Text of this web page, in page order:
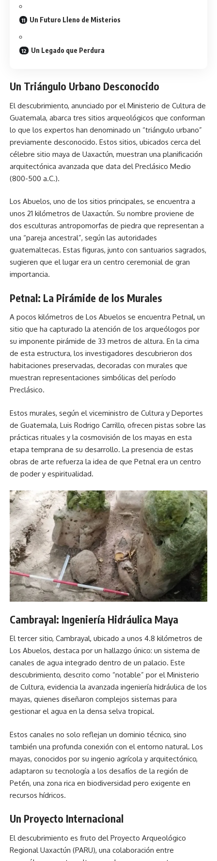
Un Futuro Lleno de Misterios
Un Legado que Perdura
Un Triángulo Urbano Desconocido
El descubrimiento, anunciado por el Ministerio de Cultura de
Guatemala, abarca tres sitios arqueológicos que conforman
lo que los expertos han denominado un “triángulo urbano”
previamente desconocido. Estos sitios, ubicados cerca del
célebre sitio maya de Uaxactún, muestran una planificación
arquitectónica avanzada que data del Preclásico Medio
(800-500 a.C.).
Los Abuelos, uno de los sitios principales, se encuentra a
unos 21 kilómetros de Uaxactún. Su nombre proviene de
dos esculturas antropomorfas de piedra que representan a
una “pareja ancestral”, según las autoridades
guatemaltecas. Estas figuras, junto con santuarios sagrados,
sugieren que el lugar era un centro ceremonial de gran
importancia.
Petnal: La Pirámide de los Murales
A pocos kilómetros de Los Abuelos se encuentra Petnal, un
sitio que ha capturado la atención de los arqueólogos por
su imponente pirámide de 33 metros de altura. En la cima
de esta estructura, los investigadores descubrieron dos
habitaciones preservadas, decoradas con murales que
muestran representaciones simbólicas del período
Preclásico.
Estos murales, según el viceministro de Cultura y Deportes
de Guatemala, Luis Rodrigo Carrillo, ofrecen pistas sobre las
prácticas rituales y la cosmovisión de los mayas en esta
etapa temprana de su desarrollo. La presencia de estas
obras de arte refuerza la idea de que Petnal era un centro
de poder y espiritualidad.
Cambrayal: Ingeniería Hidráulica Maya
El tercer sitio, Cambrayal, ubicado a unos 4.8 kilómetros de
Los Abuelos, destaca por un hallazgo único: un sistema de
canales de agua integrado dentro de un palacio. Este
descubrimiento, descrito como “notable” por el Ministerio
de Cultura, evidencia la avanzada ingeniería hidráulica de los
mayas, quienes diseñaron complejos sistemas para
gestionar el agua en la densa selva tropical.
Estos canales no solo reflejan un dominio técnico, sino
también una profunda conexión con el entorno natural. Los
mayas, conocidos por su ingenio agrícola y arquitectónico,
adaptaron su tecnología a los desafíos de la región de
Petén, una zona rica en biodiversidad pero exigente en
recursos hídricos.
Un Proyecto Internacional
El descubrimiento es fruto del Proyecto Arqueológico
Regional Uaxactún (PARU), una colaboración entre